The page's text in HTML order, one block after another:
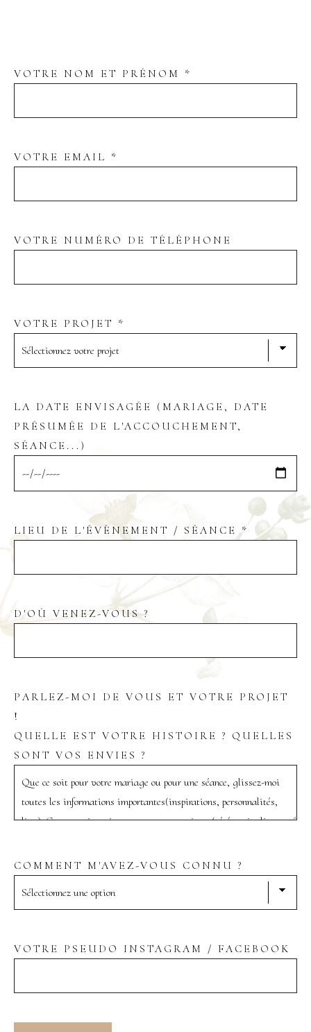
VOTRE NOM ET PRÉNOM *
VOTRE EMAIL *
VOTRE NUMÉRO DE TÉLÉPHONE
VOTRE PROJET *
LA DATE ENVISAGÉE (MARIAGE, DATE
PRÉSUMÉE DE L'ACCOUCHEMENT,
SÉANCE...)
LIEU DE L'ÉVÈNEMENT / SÉANCE *
D'OÙ VENEZ-VOUS ?
PARLEZ-MOI DE VOUS ET VOTRE PROJET
!
QUELLE EST VOTRE HISTOIRE ? QUELLES
SONT VOS ENVIES ?
COMMENT M'AVEZ-VOUS CONNU ?
VOTRE PSEUDO INSTAGRAM / FACEBOOK